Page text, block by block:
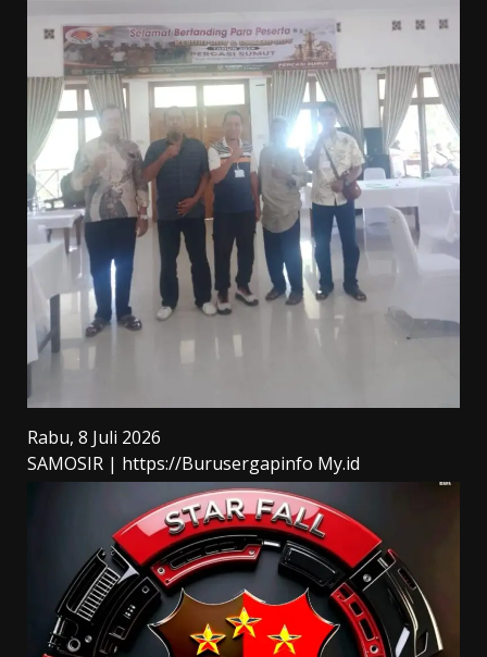
Rabu, 8 Juli 2026
SAMOSIR | https://Burusergapinfo My.id